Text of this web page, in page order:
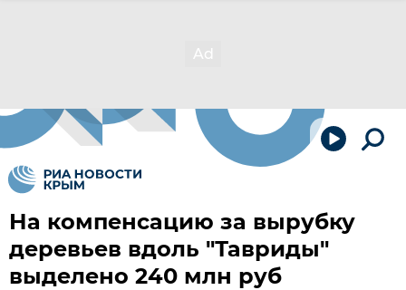
На компенсацию за вырубку
деревьев вдоль "Тавриды"
выделено 240 млн руб